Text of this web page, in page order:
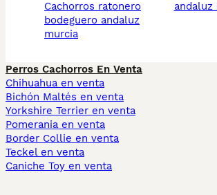
cachorros ratonero
bodeguero andaluz
murcia
andaluz
Perros Cachorros En Venta
Chihuahua en venta
Bichón Maltés en venta
Yorkshire Terrier en venta
Pomerania en venta
Border Collie en venta
Teckel en venta
Caniche Toy en venta